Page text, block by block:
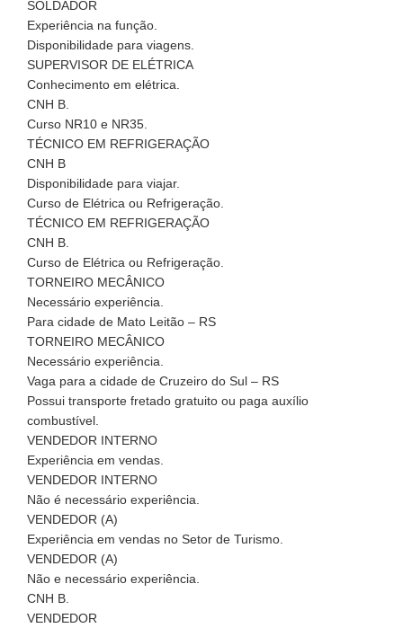
SOLDADOR
Experiência na função.
Disponibilidade para viagens.
SUPERVISOR DE ELÉTRICA
Conhecimento em elétrica.
CNH B.
Curso NR10 e NR35.
TÉCNICO EM REFRIGERAÇÃO
CNH B
Disponibilidade para viajar.
Curso de Elétrica ou Refrigeração.
TÉCNICO EM REFRIGERAÇÃO
CNH B.
Curso de Elétrica ou Refrigeração.
TORNEIRO MECÂNICO
Necessário experiência.
Para cidade de Mato Leitão – RS
TORNEIRO MECÂNICO
Necessário experiência.
Vaga para a cidade de Cruzeiro do Sul – RS
Possui transporte fretado gratuito ou paga auxílio
combustível.
VENDEDOR INTERNO
Experiência em vendas.
VENDEDOR INTERNO
Não é necessário experiência.
VENDEDOR (A)
Experiência em vendas no Setor de Turismo.
VENDEDOR (A)
Não e necessário experiência.
CNH B.
VENDEDOR